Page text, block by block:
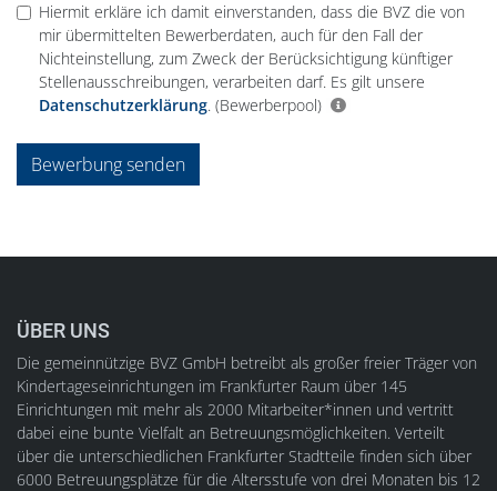
Hiermit erkläre ich damit einverstanden, dass die BVZ die von
mir übermittelten Bewerberdaten, auch für den Fall der
Nichteinstellung, zum Zweck der Berücksichtigung künftiger
Stellenausschreibungen, verarbeiten darf. Es gilt unsere
Datenschutzerklärung. (Bewerberpool)
Bewerbung senden
ÜBER UNS
Die gemeinnützige BVZ GmbH betreibt als großer freier Träger von
Kindertageseinrichtungen im Frankfurter Raum über 145
Einrichtungen mit mehr als 2000 Mitarbeiter*innen und vertritt
dabei eine bunte Vielfalt an Betreuungsmöglichkeiten. Verteilt
über die unterschiedlichen Frankfurter Stadtteile finden sich über
6000 Betreuungsplätze für die Altersstufe von drei Monaten bis 12